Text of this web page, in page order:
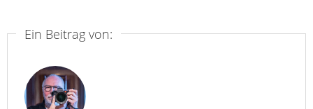
Ein Beitrag von: